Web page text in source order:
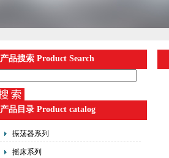
产品搜索 Product Search
产品目录 Product catalog
振荡器系列
摇床系列